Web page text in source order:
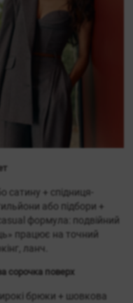
сатину + спідниця-
або підбори +
формула: подвійний
працює на точний
ланч.
сорочка поверх
брюки + шовкова